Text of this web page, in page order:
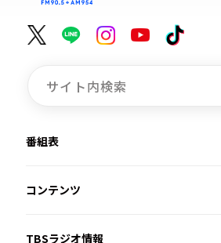
番組表
コンテンツ
TBSラジオ情報